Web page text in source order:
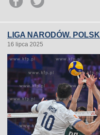
LIGA NARODÓW.
16 lipca 2025